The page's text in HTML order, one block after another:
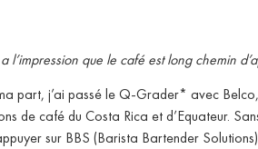
l’impression que le café est long chemin
part, j’ai passé le Q-Grader* avec
de café du Costa Rica et d’Equateur.
sur BBS (Barista Bartender